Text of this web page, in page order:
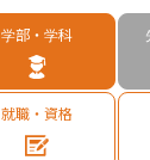
学部・学科
就職・資格